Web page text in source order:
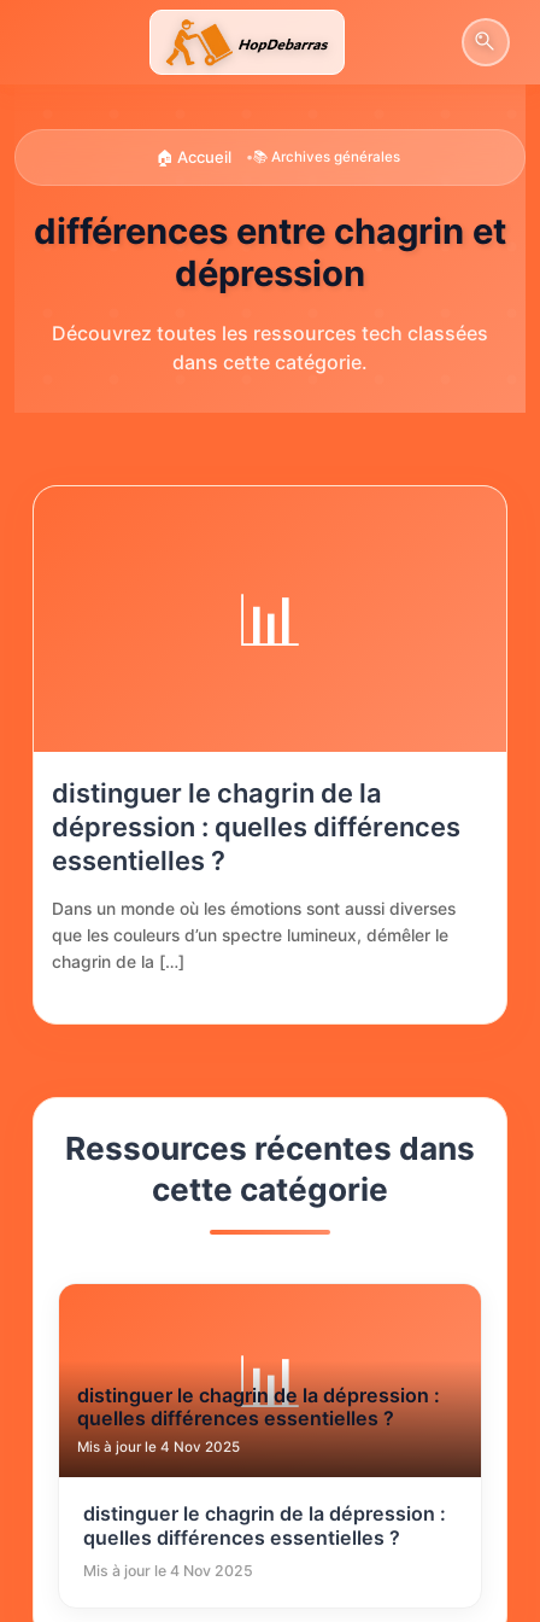
🏠 Accueil •📚 Archives générales
différences entre chagrin et
dépression
Découvrez toutes les ressources tech classées
dans cette catégorie.
📊
distinguer le chagrin de la
dépression : quelles différences
essentielles ?
Dans un monde où les émotions sont aussi diverses
que les couleurs d’un spectre lumineux, démêler le
chagrin de la […]
Ressources récentes dans
cette catégorie
📊
distinguer le chagrin de la dépression :
quelles différences essentielles ?
Mis à jour le 4 Nov 2025
distinguer le chagrin de la dépression :
quelles différences essentielles ?
Mis à jour le 4 Nov 2025